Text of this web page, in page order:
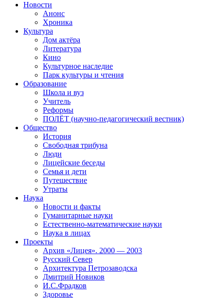
Новости
Анонс
Хроника
Культура
Дом актёра
Литература
Кино
Культурное наследие
Парк культуры и чтения
Образование
Школа и вуз
Учитель
Реформы
ПОЛЁТ (научно-педагогический вестник)
Общество
История
Свободная трибуна
Люди
Лицейские беседы
Семья и дети
Путешествие
Утраты
Наука
Новости и факты
Гуманитарные науки
Естественно-математические науки
Наука в лицах
Проекты
Архив «Лицея». 2000 — 2003
Русский Север
Архитектура Петрозаводска
Дмитрий Новиков
И.С.Фрадков
Здоровье